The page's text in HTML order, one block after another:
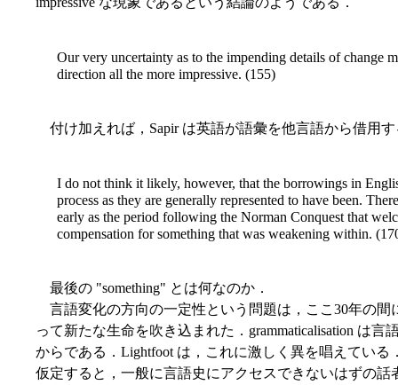
Our very uncertainty as to the impending details of change
direction all the more impressive. (155)
付け加えれば，Sapir は英語が語彙を他言語から借用
I do not think it likely, however, that the borrowings in
process as they are generally represented to have been.
early as the period following the Norman Conquest that
compensation for something that was weakening within.
最後の "something" とは何なのか．
言語変化の方向の一定性という問題は，ここ30年の間
って新たな生命を吹き込まれた．grammaticalisation は言
からである．Lightfoot は，これに激しく異を唱えてい
仮定すると，一般に言語史にアクセスできないはずの